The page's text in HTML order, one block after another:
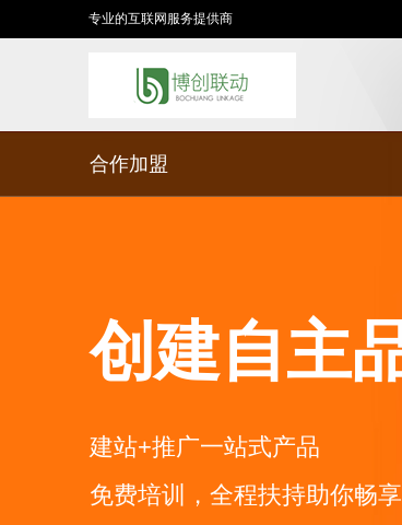
专业的互联网服务提供商
合作加盟
创建自主
建站+推广一站式产品
免费培训，全程扶持助你畅